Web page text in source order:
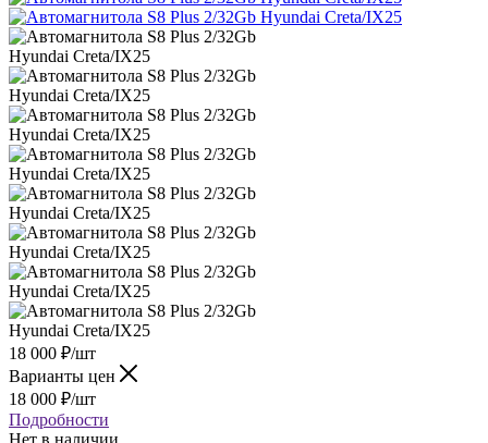
18 000 ₽/шт
Варианты цен
18 000 ₽/шт
Подробности